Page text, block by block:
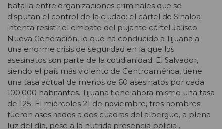
batalla entre organizaciones criminales que se
disputan el control de la ciudad: el cártel de Sinaloa
intenta resistir el embate del pujante cártel Jalisco
Nueva Generación, lo que ha conducido a Tijuana a
una enorme crisis de seguridad en la que los
asesinatos son parte de la cotidianidad: El Salvador,
siendo el país más violento de Centroamérica, tiene
una tasa actual de menos de 60 asesinatos por cada
100.000 habitantes. Tijuana tiene ahora mismo una tasa
de 125. El miércoles 21 de noviembre, tres hombres
fueron asesinados a dos cuadras del albergue, a plena
luz del día, pese a la nutrida presencia policial.